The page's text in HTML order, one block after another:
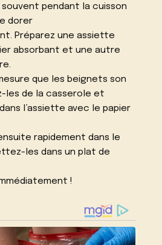
souvent pendant la cuisson
dorer
Préparez une assiette
absorbant et une autre
que les beignets son
les de la casserole et
l’assiette avec le papier
rapidement dans le
les dans un plat de
!